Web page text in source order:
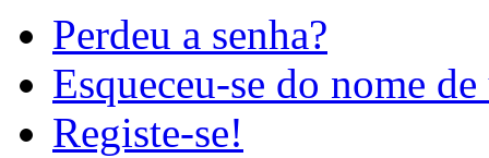
Perdeu a senha?
Esqueceu-se do nome
Registe-se!